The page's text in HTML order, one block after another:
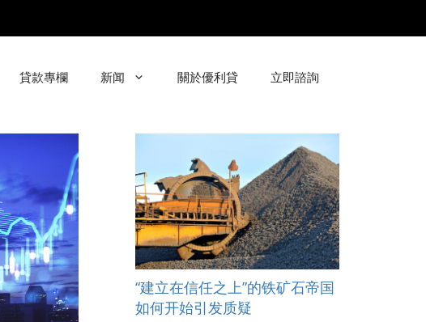
貸款專欄 新闻 關於優利貸 立即諮詢
“建立在信任之上”的铁矿石帝国
如何开始引发质疑